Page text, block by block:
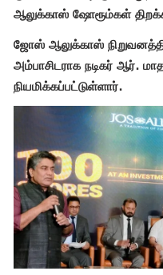
ஆலுக்காஸ் ஷோரூம்கள்
ஜோஸ் ஆலுக்காஸ்
அம்பாசிடராக நடிகர் ஆர்.
நியமிக்கப்பட்டுள்ளார்.